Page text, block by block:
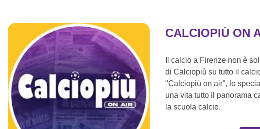
CALCIOPIÙ ON
Il calcio a Firenze non è
di Calciopiù su tutto il
"Calciopiù on air", lo
una vita tutto il panorama
la scuola calcio.